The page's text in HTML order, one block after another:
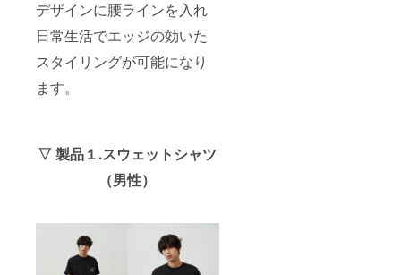
デザインに腰ラインを入れ
日常生活でエッジの効いた
スタイリングが可能になり
ます。
▽ 製品１.スウェットシャツ
（男性）